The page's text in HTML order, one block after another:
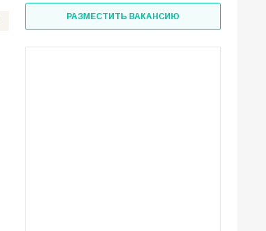
РАЗМЕСТИТЬ ВАКАНСИЮ